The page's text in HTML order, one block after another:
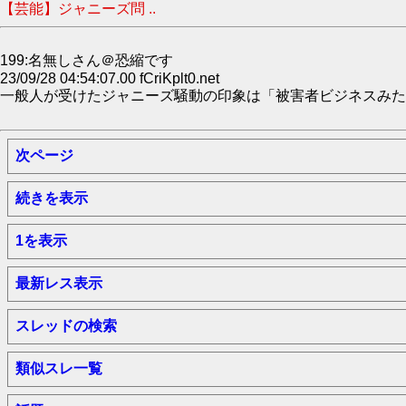
【芸能】ジャニーズ問 ..
199:名無しさん＠恐縮です
23/09/28 04:54:07.00 fCriKplt0.net
一般人が受けたジャニーズ騒動の印象は「被害者ビジネスみ
次ページ
続きを表示
1を表示
最新レス表示
スレッドの検索
類似スレ一覧